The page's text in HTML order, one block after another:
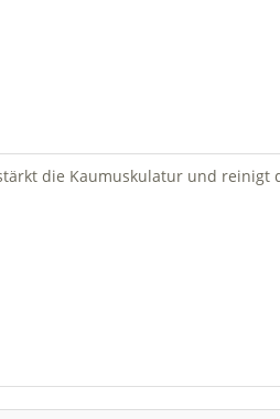
die Kaumuskulatur und reinigt